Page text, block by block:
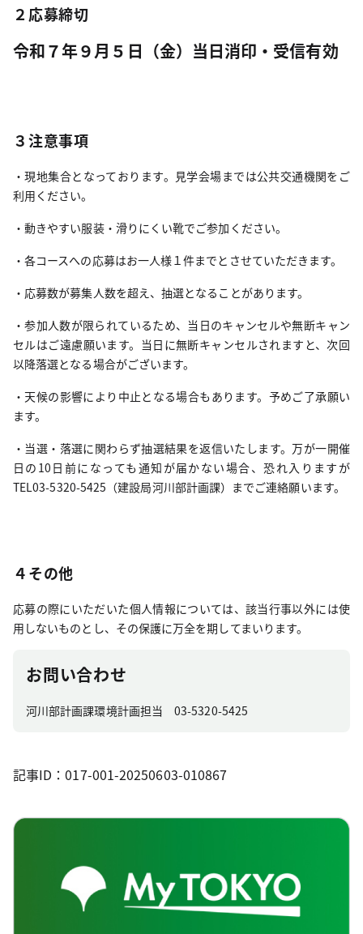
２応募締切
令和７年９月５日（金）当日消印・受信有効
３注意事項
・現地集合となっております。見学会場までは公共交通機関をご
利用ください。
・動きやすい服装・滑りにくい靴でご参加ください。
・各コースへの応募はお一人様１件までとさせていただきます。
・応募数が募集人数を超え、抽選となることがあります。
・参加人数が限られているため、当日のキャンセルや無断キャン
セルはご遠慮願います。当日に無断キャンセルされますと、次回
以降落選となる場合がございます。
・天候の影響により中止となる場合もあります。予めご了承願い
ます。
・当選・落選に関わらず抽選結果を返信いたします。万が一開催
日の10日前になっても通知が届かない場合、恐れ入りますが
TEL03-5320-5425（建設局河川部計画課）までご連絡願います。
４その他
応募の際にいただいた個人情報については、該当行事以外には使
用しないものとし、その保護に万全を期してまいります。
お問い合わせ
河川部計画課環境計画担当 03-5320-5425
記事ID：017-001-20250603-010867